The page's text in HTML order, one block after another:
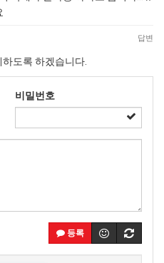
답변
도록 하겠습니다.
비밀번호
등록